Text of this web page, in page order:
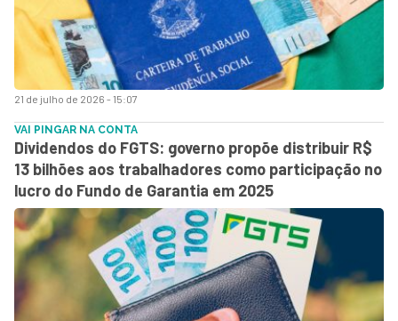
21 de julho de 2026 - 15:07
VAI PINGAR NA CONTA
Dividendos do FGTS: governo propõe distribuir R$
13 bilhões aos trabalhadores como participação no
lucro do Fundo de Garantia em 2025